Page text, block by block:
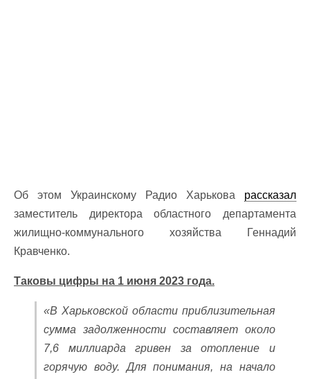
Об этом Украинскому Радио Харькова рассказал
заместитель директора областного департамента
жилищно-коммунального хозяйства Геннадий
Кравченко.
Таковы цифры на 1 июня 2023 года.
«В Харьковской области приблизительная
сумма задолженности составляет около
7,6 миллиарда гривен за отопление и
горячую воду. Для понимания, на начало